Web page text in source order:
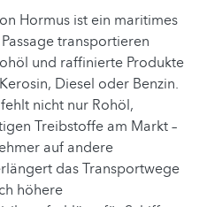
Hormus ist ein maritimes
transportieren
und raffinierte Produkte
Diesel oder Benzin.
nicht nur Rohöl,
Treibstoffe am Markt –
auf andere
das Transportwege
höhere